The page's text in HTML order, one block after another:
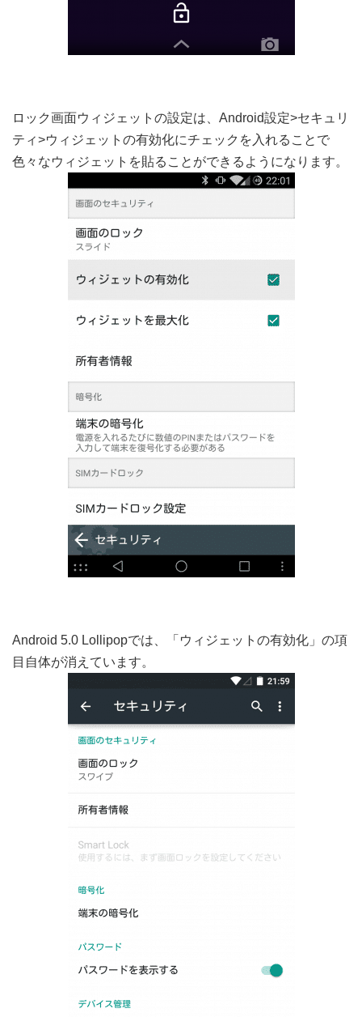
ロック画面ウィジェットの設定は、Android設定>セキュリ
ティ>ウィジェットの有効化にチェックを入れることで
色々なウィジェットを貼ることができるようになります。
Android 5.0 Lollipopでは、「ウィジェットの有効化」の項
目自体が消えています。